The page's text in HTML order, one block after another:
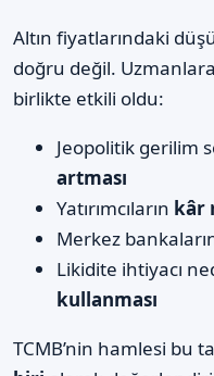
Altın fiyatlarındaki
doğru değil.
birlikte etkili oldu:
Jeopolitik gerilim
artması
Yatırımcıların kâr
Merkez
Likidite ihtiyacı
kullanması
TCMB’nin hamlesi bu